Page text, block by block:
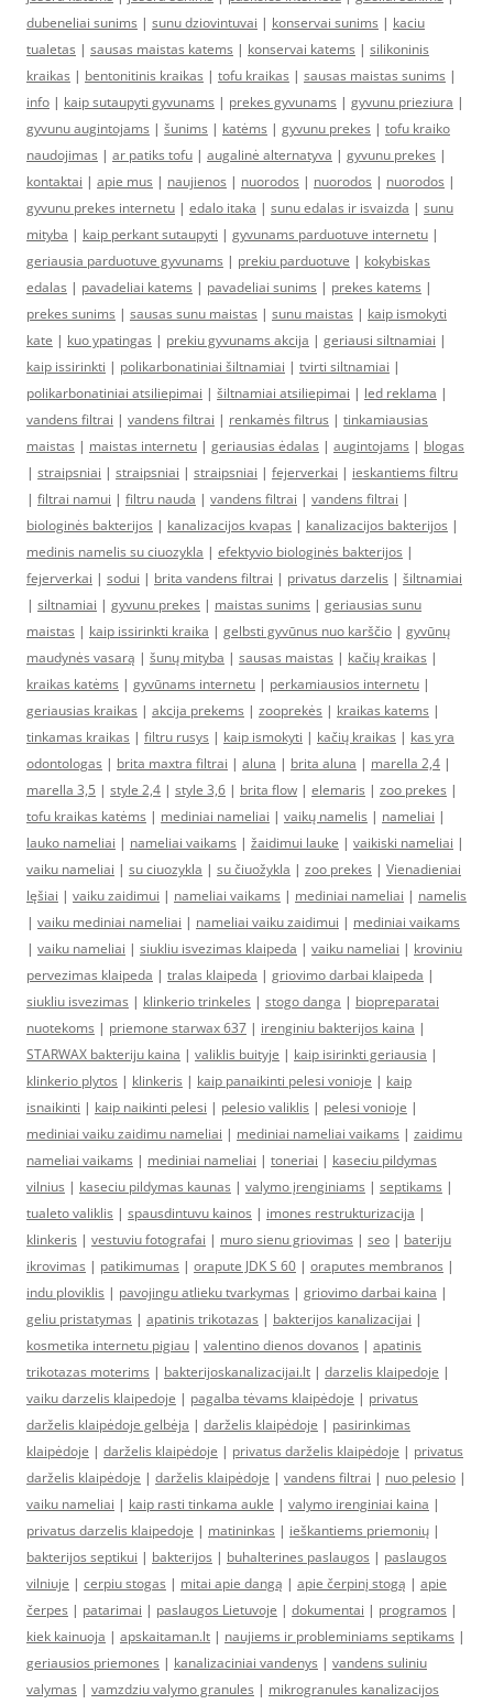
dubeneliai sunims | sunu dziovintuvai | konservai sunims | kaciu
tualetas | sausas maistas katems | konservai katems | silikoninis
kraikas | bentonitinis kraikas | tofu kraikas | sausas maistas sunims |
info | kaip sutaupyti gyvunams | prekes gyvunams | gyvunu prieziura |
gyvunu augintojams | šunims | katėms | gyvunu prekes | tofu kraiko
naudojimas | ar patiks tofu | augalinė alternatyva | gyvunu prekes |
kontaktai | apie mus | naujienos | nuorodos | nuorodos | nuorodos |
gyvunu prekes internetu | edalo itaka | sunu edalas ir isvaizda | sunu
mityba | kaip perkant sutaupyti | gyvunams parduotuve internetu |
geriausia parduotuve gyvunams | prekiu parduotuve | kokybiskas
edalas | pavadeliai katems | pavadeliai sunims | prekes katems |
prekes sunims | sausas sunu maistas | sunu maistas | kaip ismokyti
kate | kuo ypatingas | prekiu gyvunams akcija | geriausi siltnamiai |
kaip issirinkti | polikarbonatiniai šiltnamiai | tvirti siltnamiai |
polikarbonatiniai atsiliepimai | šiltnamiai atsiliepimai | led reklama |
vandens filtrai | vandens filtrai | renkamės filtrus | tinkamiausias
maistas | maistas internetu | geriausias ėdalas | augintojams | blogas
| straipsniai | straipsniai | straipsniai | fejerverkai | ieskantiems filtru
| filtrai namui | filtru nauda | vandens filtrai | vandens filtrai |
biologinės bakterijos | kanalizacijos kvapas | kanalizacijos bakterijos |
medinis namelis su ciuozykla | efektyvio biologinės bakterijos |
fejerverkai | sodui | brita vandens filtrai | privatus darzelis | šiltnamiai
| siltnamiai | gyvunu prekes | maistas sunims | geriausias sunu
maistas | kaip issirinkti kraika | gelbsti gyvūnus nuo karščio | gyvūnų
maudynės vasarą | šunų mityba | sausas maistas | kačių kraikas |
kraikas katėms | gyvūnams internetu | perkamiausios internetu |
geriausias kraikas | akcija prekems | zooprekės | kraikas katems |
tinkamas kraikas | filtru rusys | kaip ismokyti | kačių kraikas | kas yra
odontologas | brita maxtra filtrai | aluna | brita aluna | marella 2,4 |
marella 3,5 | style 2,4 | style 3,6 | brita flow | elemaris | zoo prekes |
tofu kraikas katėms | mediniai nameliai | vaikų namelis | nameliai |
lauko nameliai | nameliai vaikams | žaidimui lauke | vaikiski nameliai |
vaiku nameliai | su ciuozykla | su čiuožykla | zoo prekes | Vienadieniai
lęšiai | vaiku zaidimui | nameliai vaikams | mediniai nameliai | namelis
| vaiku mediniai nameliai | nameliai vaiku zaidimui | mediniai vaikams
| vaiku nameliai | siukliu isvezimas klaipeda | vaiku nameliai | kroviniu
pervezimas klaipeda | tralas klaipeda | griovimo darbai klaipeda |
siukliu isvezimas | klinkerio trinkeles | stogo danga | biopreparatai
nuotekoms | priemone starwax 637 | irenginiu bakterijos kaina |
STARWAX bakteriju kaina | valiklis buityje | kaip isirinkti geriausia |
klinkerio plytos | klinkeris | kaip panaikinti pelesi vonioje | kaip
isnaikinti | kaip naikinti pelesi | pelesio valiklis | pelesi vonioje |
mediniai vaiku zaidimu nameliai | mediniai nameliai vaikams | zaidimu
nameliai vaikams | mediniai nameliai | toneriai | kaseciu pildymas
vilnius | kaseciu pildymas kaunas | valymo įrenginiams | septikams |
tualeto valiklis | spausdintuvu kainos | imones restrukturizacija |
klinkeris | vestuviu fotografai | muro sienu griovimas | seo | bateriju
ikrovimas | patikimumas | orapute JDK S 60 | oraputes membranos |
indu ploviklis | pavojingu atlieku tvarkymas | griovimo darbai kaina |
geliu pristatymas | apatinis trikotazas | bakterijos kanalizacijai |
kosmetika internetu pigiau | valentino dienos dovanos | apatinis
trikotazas moterims | bakterijoskanalizacijai.lt | darzelis klaipedoje |
vaiku darzelis klaipedoje | pagalba tėvams klaipėdoje | privatus
darželis klaipėdoje gelbėja | darželis klaipėdoje | pasirinkimas
klaipėdoje | darželis klaipėdoje | privatus darželis klaipėdoje | privatus
darželis klaipėdoje | darželis klaipėdoje | vandens filtrai | nuo pelesio |
vaiku nameliai | kaip rasti tinkama aukle | valymo irenginiai kaina |
privatus darzelis klaipedoje | matininkas | ieškantiems priemonių |
bakterijos septikui | bakterijos | buhalterines paslaugos | paslaugos
vilniuje | cerpiu stogas | mitai apie dangą | apie čerpinį stogą | apie
čerpes | patarimai | paslaugos Lietuvoje | dokumentai | programos |
kiek kainuoja | apskaitaman.lt | naujiems ir probleminiams septikams |
geriausios priemones | kanalizaciniai vandenys | vandens suliniu
valymas | vamzdziu valymo granules | mikrogranules kanalizacijos